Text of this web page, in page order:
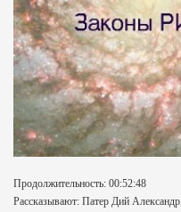
Продолжительность: 00:52:48
Рассказывают: Патер Дий